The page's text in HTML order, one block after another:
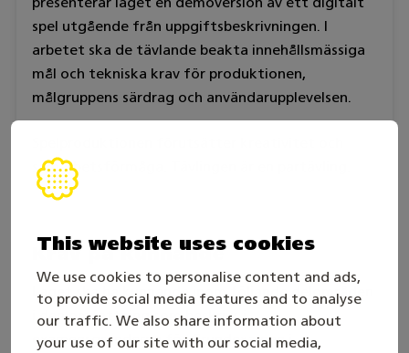
This website uses cookies
We use cookies to personalise content and ads,
to provide social media features and to analyse
our traffic. We also share information about
your use of our site with our social media,
spel utgående från uppgiftsbeskrivningen. I
arbetet ska de tävlande beakta innehållsmässiga
mål och tekniska krav för produktionen,
målgruppens särdrag och användarupplevelsen.
samarbetsförmåga. Tävlingen är en partävling.
Krav på kunnande
Laget ska ha kunnande inom följande delområden
i den omfattning som beskrivs i
examensgrunderna för Grundexamen i